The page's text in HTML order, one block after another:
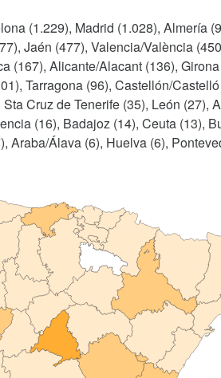
(1.229), Madrid (1.028), Almería
Jaén (477), Valencia/València
(167), Alicante/Alacant (136),
Tarragona (96), Castellón/
Cruz de Tenerife (35), León (27),
(16), Badajoz (14), Ceuta (13),
Araba/Álava (6), Huelva (6),